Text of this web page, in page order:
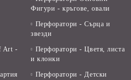
Art -
Фигури - кръгове, овали
Перфоратори - Сърца и
звезди
Перфоратори - Цветя, листа
и клонки
Перфоратори - Детски